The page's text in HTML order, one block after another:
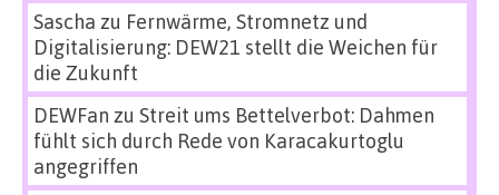
Sascha zu Fernwärme, Stromnetz und
Digitalisierung: DEW21 stellt die Weichen für
die Zukunft
DEWFan zu Streit ums Bettelverbot: Dahmen
fühlt sich durch Rede von Karacakurtoglu
angegriffen